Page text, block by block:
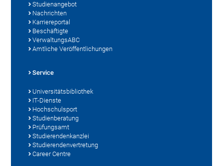
Studienangebot
Nachrichten
Karriereportal
Beschäftigte
VerwaltungsABC
Amtliche Veröffentlichungen
Service
Universitätsbibliothek
IT-Dienste
Hochschulsport
Studienberatung
Prüfungsamt
Studierendenkanzlei
Studierendenvertretung
Career Centre